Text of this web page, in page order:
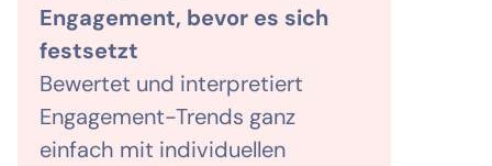
Engagement, bevor es sich
festsetzt
Bewertet und interpretiert
Engagement-Trends ganz
einfach mit individuellen